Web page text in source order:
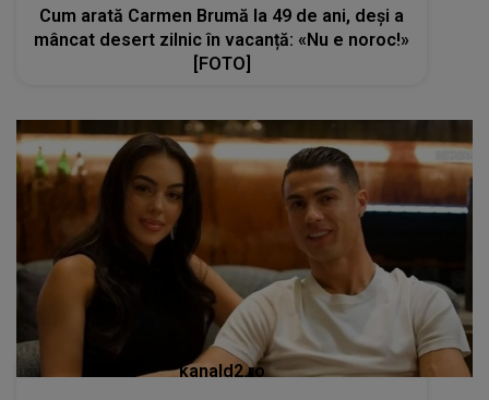
Cum arată Carmen Brumă la 49 de ani, deși a
mâncat desert zilnic în vacanță: «Nu e noroc!»
[FOTO]
kanald2.ro